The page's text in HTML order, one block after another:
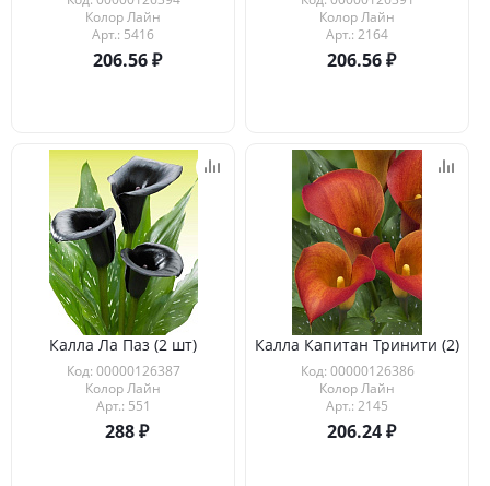
Колор Лайн
Арт.: 5416
206.56
Колор Лайн
Арт.: 2164
206.56
Калла Ла Паз (2 шт)
Код: 00000126387
Колор Лайн
Арт.: 551
288
Калла Капитан Тринити (2)
Код: 00000126386
Колор Лайн
Арт.: 2145
206.24